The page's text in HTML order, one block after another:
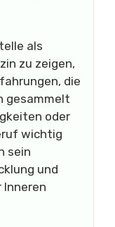
als
zu zeigen,
die
gesammelt
oder
wichtig
sein
und
Inneren